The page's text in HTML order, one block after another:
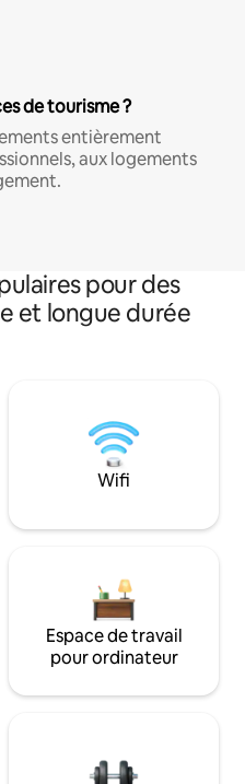
de tourisme ?
entièrement
aux logements
pour des
et longue durée
Wifi
Espace de travail
pour ordinateur